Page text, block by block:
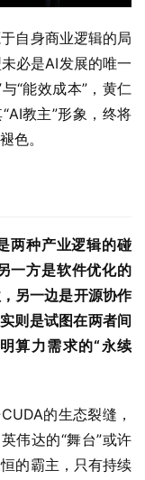
自身商业逻辑的局
必是AI发展的唯一
“能效成本”，黄仁
教主”形象，终将
色。
两种产业逻辑的碰
一方是软件优化的
另一边是开源协作
则是试图在两者间
算力需求的“永续
的生态裂缝，
伟达的“舞台”或许
的霸主，只有持续